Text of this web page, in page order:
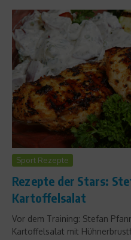
Sport Rezepte
Rezepte der Stars:
Kartoffelsalat
Vor dem Training: Stefan
Kartoffelsalat mit